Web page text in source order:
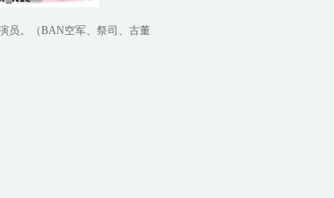
员。（BAN空军、祭司、古董